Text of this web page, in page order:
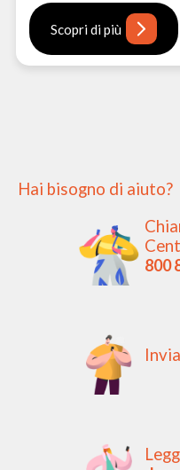
Scopri di più
Hai bisogno di aiuto?
800